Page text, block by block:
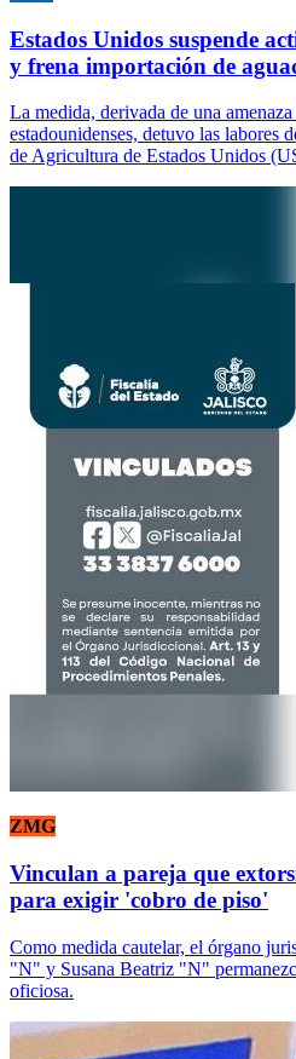
Estados Unidos suspende
y frena importación de
La medida, derivada de una
estadounidenses, detuvo las labores
de Agricultura de Estados Unidos
ZMG
Vinculan a pareja que
para exigir 'cobro de piso'
Como medida cautelar, el órgano
"N" y Susana Beatriz "N"
oficiosa.